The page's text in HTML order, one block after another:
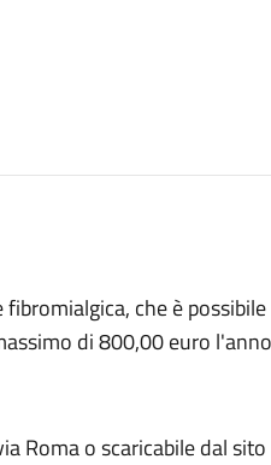
che è
di 800,00 euro
Roma o scaricabile dal sito